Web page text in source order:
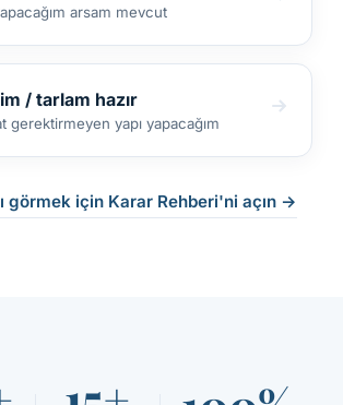
arsam mevcut
/ tarlam hazır
gerektirmeyen yapı yapacağım
görmek için Karar Rehberi'ni açın →